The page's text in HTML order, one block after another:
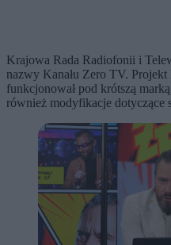
Krajowa Rada Radiofonii i
nazwy Kanału Zero TV.
funkcjonował pod krótszą
również modyfikacje dotyczące